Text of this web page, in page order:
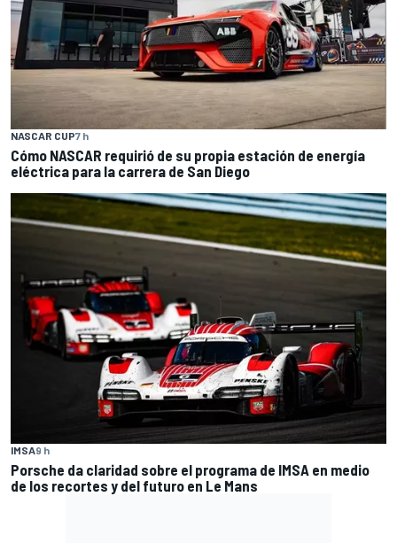
NASCAR CUP7 h
Cómo NASCAR requirió de su propia estación de energía
eléctrica para la carrera de San Diego
IMSA9 h
Porsche da claridad sobre el programa de IMSA en medio
de los recortes y del futuro en Le Mans